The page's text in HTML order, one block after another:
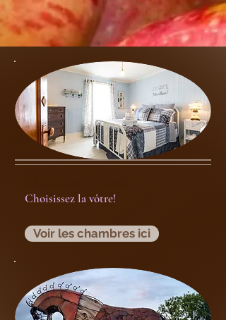
Choisissez la vôtre!
Voir les chambres ici